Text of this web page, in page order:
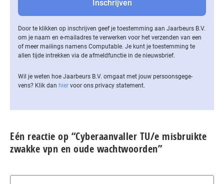
Door te klikken op inschrijven geef je toestemming aan Jaarbeurs B.V.
om je naam en e-mailadres te verwerken voor het verzenden van een
of meer mailings namens Computable. Je kunt je toestemming te
allen tijde intrekken via de af­meld­func­tie in de nieuwsbrief.
Wil je weten hoe Jaarbeurs B.V. omgaat met jouw per­soons­ge­ge­
vens? Klik dan hier voor ons privacy statement.
Eén reactie op “Cyberaanvaller TU/e misbruikte
zwakke vpn en oude wachtwoorden”